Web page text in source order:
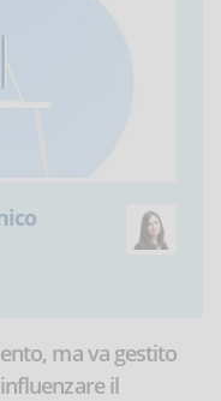
ma va gestito
il